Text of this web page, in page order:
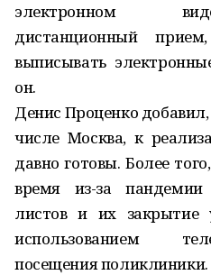
электронном
дистанционный
выписывать
он.
Денис Проценко
числе Москва, к
давно готовы. Более
время из-за
листов и их закрытие
использованием
посещения поликлиники.